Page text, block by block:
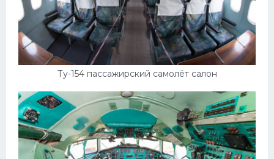
Ту-154 пассажирский самолёт салон
Мазда
Самокаты
Велосипеды
Прогулочные суда
Хендай
Лимузины